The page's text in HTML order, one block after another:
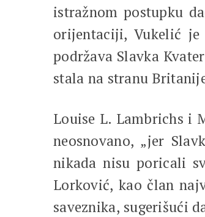
istražnom postupku
orijentaciji, Vukelić
podržava Slavka
stala na stranu
Louise L. Lambrichs i
neosnovano, „jer
nikada nisu poricali
Lorković, kao član
saveznika, sugerišući